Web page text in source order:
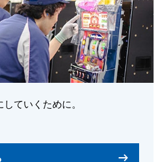
ていくために。